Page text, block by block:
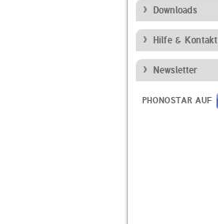
Downloads
Hilfe & Kontakt
Newsletter
PHONOSTAR AUF